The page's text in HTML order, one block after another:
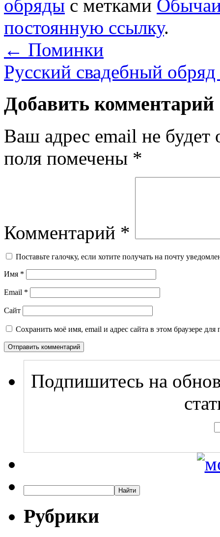
обряды с метками
постоянную ссылку.
← Поминки
Русский свадебный обряд
Добавить комментарий
Ваш адрес email не будет
поля помечены *
Комментарий *
Поставьте галочку, если хотите получать на почту
Имя *
Email *
Сайт
Сохранить моё имя, email и адрес сайта в этом браузере
Подпишитесь на
Рубрики